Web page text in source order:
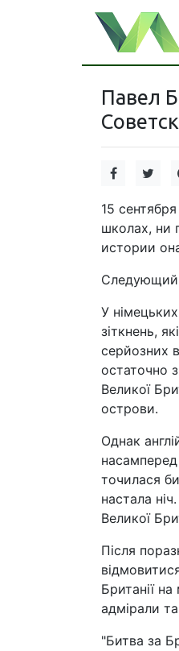
Павел
15
школах, ни
истории
Следующий
У
зіткнень,
серйозних
остаточно
Великої
острови.
Однак
точилася
настала
Великої
Після
Британії
адмірали
"Битва за